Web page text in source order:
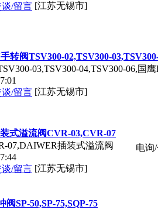
[江苏无锡市]
转阀TSV300-02,TSV300-
03,TSV300-04,TSV300-06,国
[江苏无锡市]
式溢流阀CVR-03,CVR-07
07,DAIWER插装式溢流阀
[江苏无锡市]
电询
阀SP-50,SP-75,SQP-75